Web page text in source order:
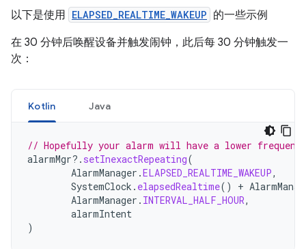
以下是使用 ELAPSED_REALTIME_WAKEUP 的一些示例
在 30 分钟后唤醒设备并触发闹钟，此后每 30 分钟触发一
次：
Kotlin Java
// Hopefully your alarm will have a lower
alarmMgr?. setInexactRepeating(
AlarmManager .ELAPSED_REALTIME_WAKEUP,
SystemClock . elapsedRealtime() +
AlarmManager . INTERVAL_HALF_HOUR,
alarmIntent
)